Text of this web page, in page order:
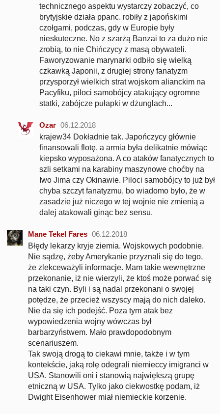
technicznego aspektu wystarczy zobaczyć, co
brytyjskie działa ppanc. robiły z japońskimi
czołgami, podczas, gdy w Europie były
nieskuteczne. No z szarżą Banzai to za dużo nie
zrobią, to nie Chińczycy z masą obywateli.
Faworyzowanie marynarki odbiło się wielką
czkawką Japonii, z drugiej strony fanatyzm
przysporzył wielkich strat wojskom alianckim na
Pacyfiku, piloci samobójcy atakujący ogromne
statki, zabójcze pułapki w dżunglach...
Ozar 06.12.2018
krajew34 Dokładnie tak. Japończycy głównie
finansowali flotę, a armia była delikatnie mówiąc
kiepsko wyposażona. A co ataków fanatycznych to
szli setkami na karabiny maszynowe choćby na
Iwo Jima czy Okinawie. Piloci samobójcy to już był
chyba szczyt fanatyzmu, bo wiadomo było, że w
zasadzie już niczego w tej wojnie nie zmienią a
dalej atakowali ginąc bez sensu.
Mane Tekel Fares 06.12.2018
Błędy lekarzy kryje ziemia. Wojskowych podobnie.
Nie sądzę, żeby Amerykanie przyznali się do tego,
że zlekceważyli informacje. Mam takie wewnętrzne
przekonanie, iż nie wierzyli, że ktoś może porwać się
na taki czyn. Byli i są nadal przekonani o swojej
potędze, że przecież wszyscy mają do nich daleko.
Nie da się ich podejść. Poza tym atak bez
wypowiedzenia wojny wówczas był
barbarzyństwem. Mało prawdopodobnym
scenariuszem.
Tak swoją drogą to ciekawi mnie, także i w tym
kontekście, jaką rolę odegrali niemieccy imigranci w
USA. Stanowili oni i stanowią największą grupę
etniczną w USA. Tylko jako ciekwostkę podam, iż
Dwight Eisenhower miał niemieckie korzenie.